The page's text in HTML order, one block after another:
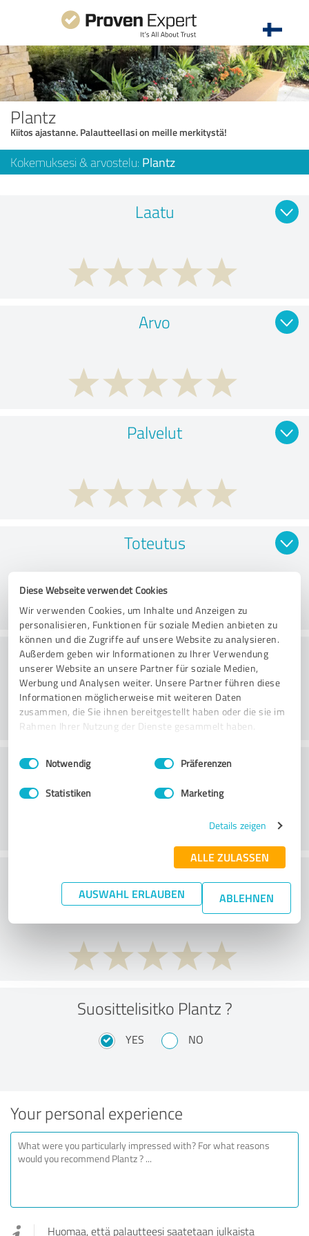
Diese Webseite verwendet Cookies
Wir verwenden Cookies, um Inhalte und Anzeigen zu
personalisieren, Funktionen für soziale Medien anbieten zu
können und die Zugriffe auf unsere Website zu analysieren.
Außerdem geben wir Informationen zu Ihrer Verwendung
unserer Website an unsere Partner für soziale Medien,
Werbung und Analysen weiter. Unsere Partner führen diese
Informationen möglicherweise mit weiteren Daten
zusammen, die Sie ihnen bereitgestellt haben oder die sie im
Rahmen Ihrer Nutzung der Dienste gesammelt haben.
Impressum Datenschutzbestimmungen
Einwilligungsauswahl
Notwendig Präferenzen
Statistiken Marketing
Details zeigen
ALLE ZULASSEN
AUSWAHL ERLAUBEN ABLEHNEN
Plantz
Kiitos ajastanne. Palautteellasi on meille merkitystä!
Kokemuksesi & arvostelu: Plantz
Laatu
Arvo
Palvelut
Toteutus
Konsultointi
Asiakaspalvelu
What do you think of the price to
performance ratio?
Suosittelisitko Plantz ?
YES NO
Your personal experience
Huomaa, että palautteesi saatetaan julkaista